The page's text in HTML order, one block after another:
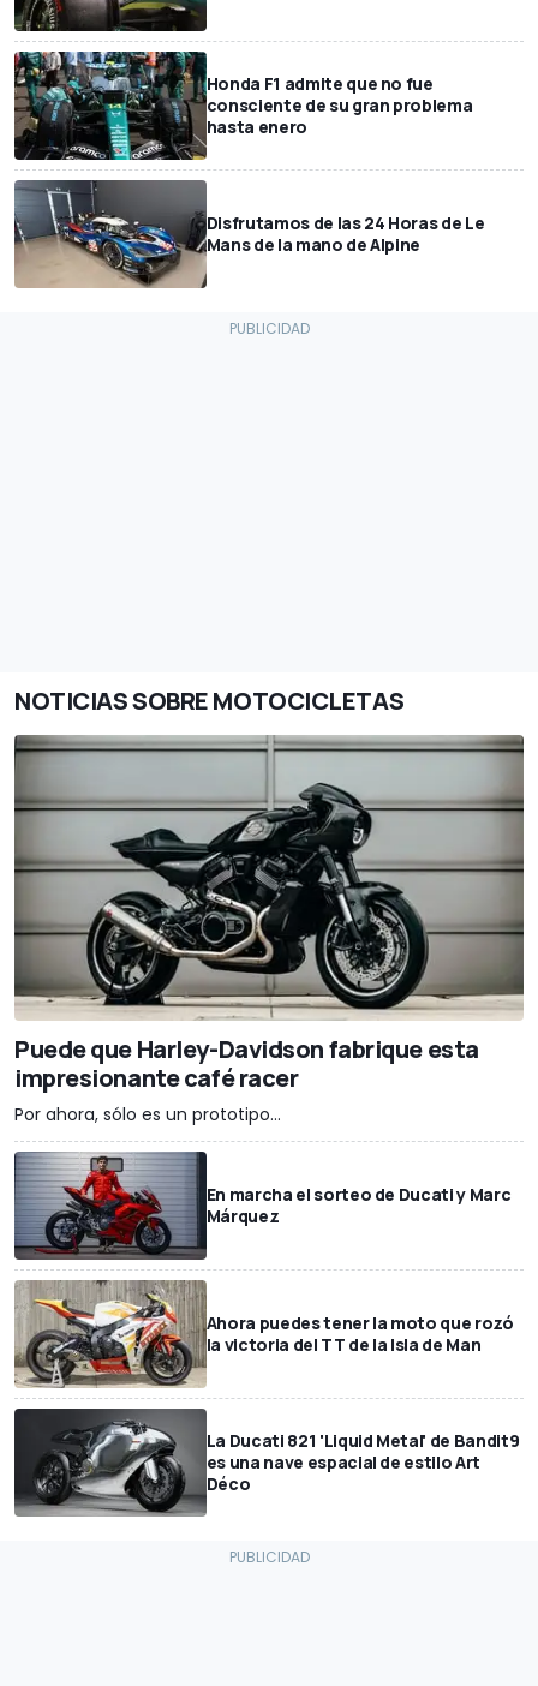
Honda F1 admite que no fue
consciente de su gran problema
hasta enero
Disfrutamos de las 24 Horas de Le
Mans de la mano de Alpine
NOTICIAS SOBRE MOTOCICLETAS
Puede que Harley-Davidson fabrique esta
impresionante café racer
Por ahora, sólo es un prototipo...
En marcha el sorteo de Ducati y Marc
Márquez
Ahora puedes tener la moto que rozó
la victoria del TT de la Isla de Man
La Ducati 821 'Liquid Metal' de Bandit9
es una nave espacial de estilo Art
Déco